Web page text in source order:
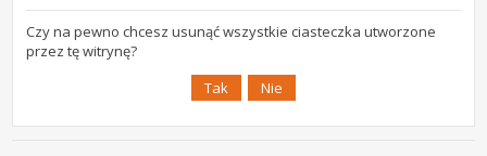
Czy na pewno chcesz usunąć wszystkie ciasteczka utworzone
przez tę witrynę?